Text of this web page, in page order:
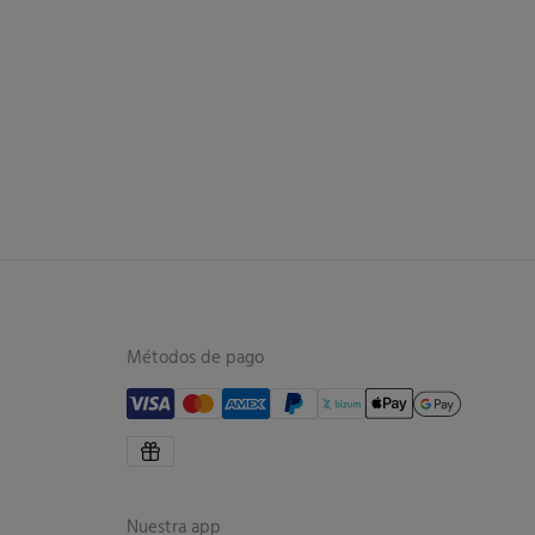
Métodos de pago
Nuestra app